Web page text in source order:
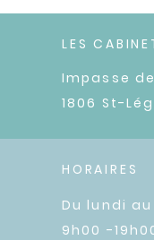
LES
Impasse
1806 St-
HORAIRES
Du lundi
9h00 -